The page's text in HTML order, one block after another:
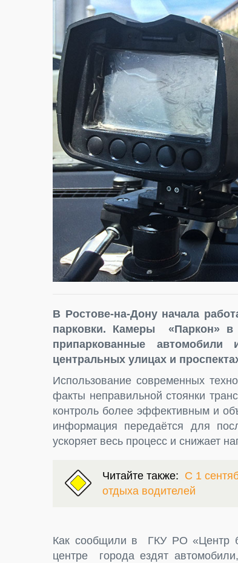
В Ростове-на-Дону начала
парковки. Камеры
«Паркон» в
припаркованные
центральных улицах и
Использование современных
факты неправильной стоянки
контроль более эффективным и
информация передаётся для
ускоряет весь процесс и снижает
Читайте также: С 1
отдыха водителей
Как сообщили в ГКУ РО «Центр
центре города ездят